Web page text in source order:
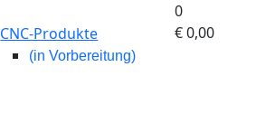
CNC-Produkte
(in Vorbereitung)
0
€ 0,00‎